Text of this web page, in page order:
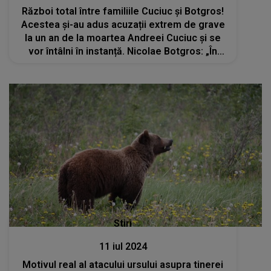
Război total între familiile Cuciuc și Botgros!
Acestea și-au adus acuzații extrem de grave
la un an de la moartea Andreei Cuciuc și se
vor întâlni în instanță. Nicolae Botgros: „În
Stiri
11 iul 2024
Motivul real al atacului ursului asupra tinerei